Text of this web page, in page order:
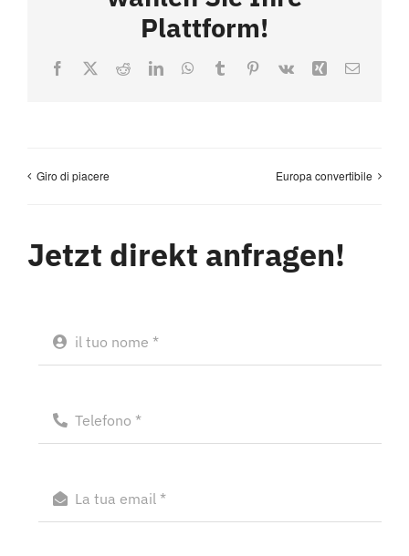
Plattform!
Facebook
X RedditLinkedInWhatsApp
TumblrPinterest
Vk Xing Email
Giro di piacere Europa convertibile
Jetzt direkt anfragen!